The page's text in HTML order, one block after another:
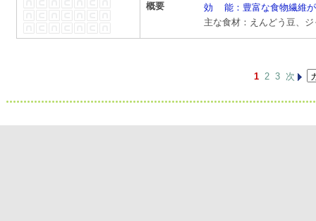
概要
効 能：豊富な食物繊維が
主な食材：えんどう豆、
1 2 3 次